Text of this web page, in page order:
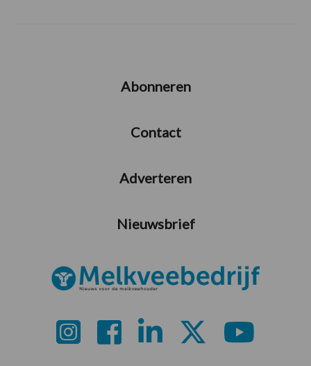
Abonneren
Contact
Adverteren
Nieuwsbrief